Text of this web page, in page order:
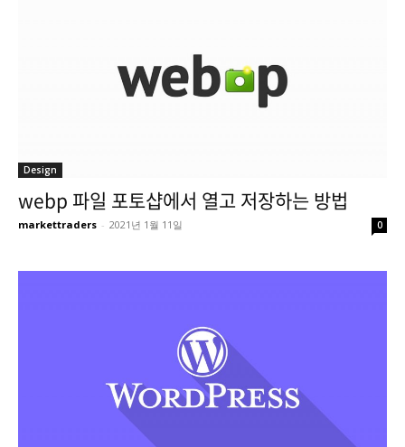
Design
webp 파일 포토샵에서 열고 저장하는 방법
markettraders - 2021년 1월 11일 0